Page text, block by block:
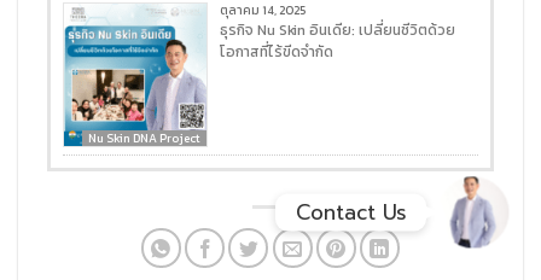
Nu Skin DNA Project
ตุลาคม 14, 2025
ธุรกิจ Nu Skin อินเดีย: เปลี่ยนชีวิตด้วย
โอกาสที่ไร้ขีดจำกัด
Whatsapp
Contact Us